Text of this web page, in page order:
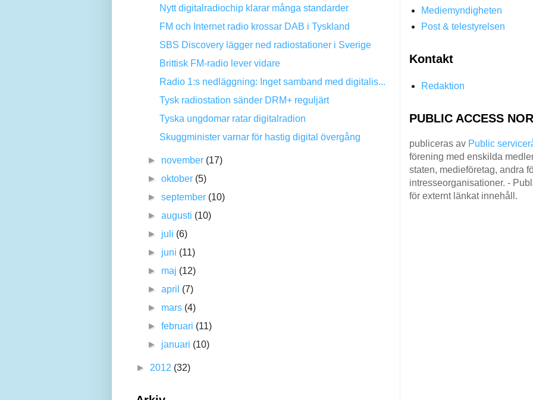
Nytt digitalradiochip klarar många standarder
FM och Internet radio krossar DAB i Tyskland
SBS Discovery lägger ned radiostationer i Sverige
Brittisk FM-radio lever vidare
Radio 1:s nedläggning: Inget samband med digitalis...
Tysk radiostation sänder DRM+ reguljärt
Tyska ungdomar ratar digitalradion
Skuggminister varnar för hastig digital övergång
► november (17)
►oktober (5)
►september (10)
►augusti (10)
► juli (6)
► juni (11)
► maj (12)
►april (7)
► mars (4)
►februari (11)
► januari (10)
► 2012 (32)
Mediemyndigheten
Post & telestyrelsen
Kontakt
Redaktion
PUBLIC ACCESS
publiceras av Public
förening med enskilda
staten, medieföretag, andra
intresseorganisationer. -
för externt länkat innehåll.